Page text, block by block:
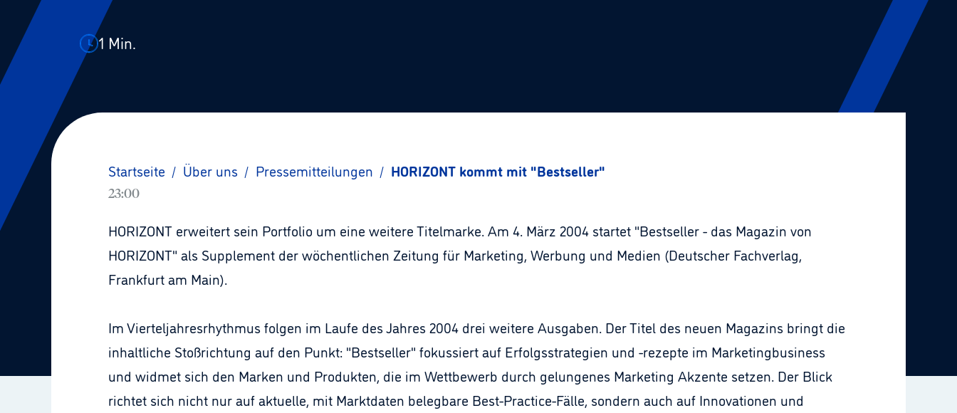
1 Min.
Startseite / Über uns / Pressemitteilungen / HORIZONT kommt mit "Bestseller"
23:00
HORIZONT erweitert sein Portfolio um eine weitere Titelmarke. Am 4. März 2004 startet "Bestseller - das Magazin von
HORIZONT" als Supplement der wöchentlichen Zeitung für Marketing, Werbung und Medien (Deutscher Fachverlag,
Frankfurt am Main).
Im Vierteljahresrhythmus folgen im Laufe des Jahres 2004 drei weitere Ausgaben. Der Titel des neuen Magazins bringt die
inhaltliche Stoßrichtung auf den Punkt: "Bestseller" fokussiert auf Erfolgsstrategien und -rezepte im Marketingbusiness
und widmet sich den Marken und Produkten, die im Wettbewerb durch gelungenes Marketing Akzente setzen. Der Blick
richtet sich nicht nur auf aktuelle, mit Marktdaten belegbare Best-Practice-Fälle, sondern auch auf Innovationen und